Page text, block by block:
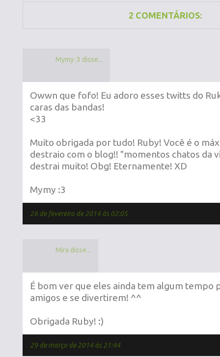
2 COMENTÁRIOS:
Mymy :3 disse...
Owwn que fofo! Eu adoro esses twitts do
caras das bandas!
<33
Muito obrigada por tudo! Ruby! Você é o
destraio com o blog!! "momentos chatos da
destrai muito! Obg! Eternamente! XD
Mymy :3
26 de fevereiro de 2014 às 02:05
Mira disse...
É bom ver que eles ainda tem algum tempo
amigos e se divertirem! ^^
Obrigada Ruby! :)
29 de março de 2014 às 21:44